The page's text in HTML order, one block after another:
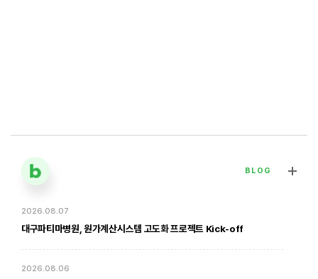
[대구파티마병원] 심장혈관흉부외과 김병호 의무원장 인터뷰 | 진료·
전문분야 이야기
2026. 01. 20
BLOG
2026.08.07
대구파티마병원, 원가계산시스템 고도화 프로젝트 Kick-off
2026.08.06